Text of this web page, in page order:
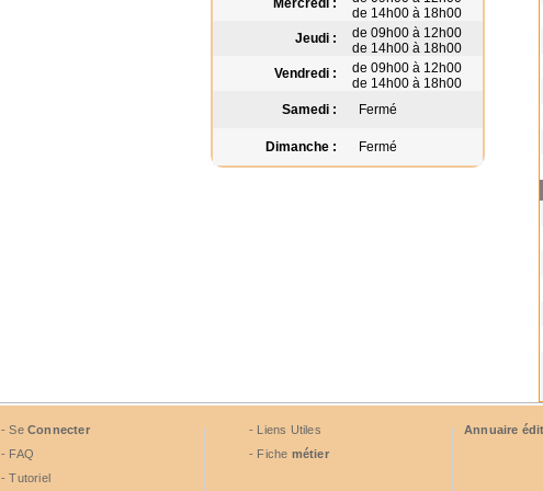
Mercredi :
de 14h00 à 18h00
Jeudi :
de 09h00 à 12h00
de 14h00 à 18h00
Vendredi :
de 09h00 à 12h00
de 14h00 à 18h00
Samedi :
Fermé
Dimanche : Fermé
- Se Connecter
- FAQ
- Tutoriel
- Liens Utiles
- Fiche métier
Annuaire